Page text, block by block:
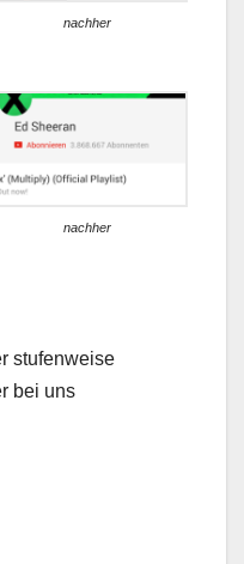
nachher
nachher
stufenweise
bei uns